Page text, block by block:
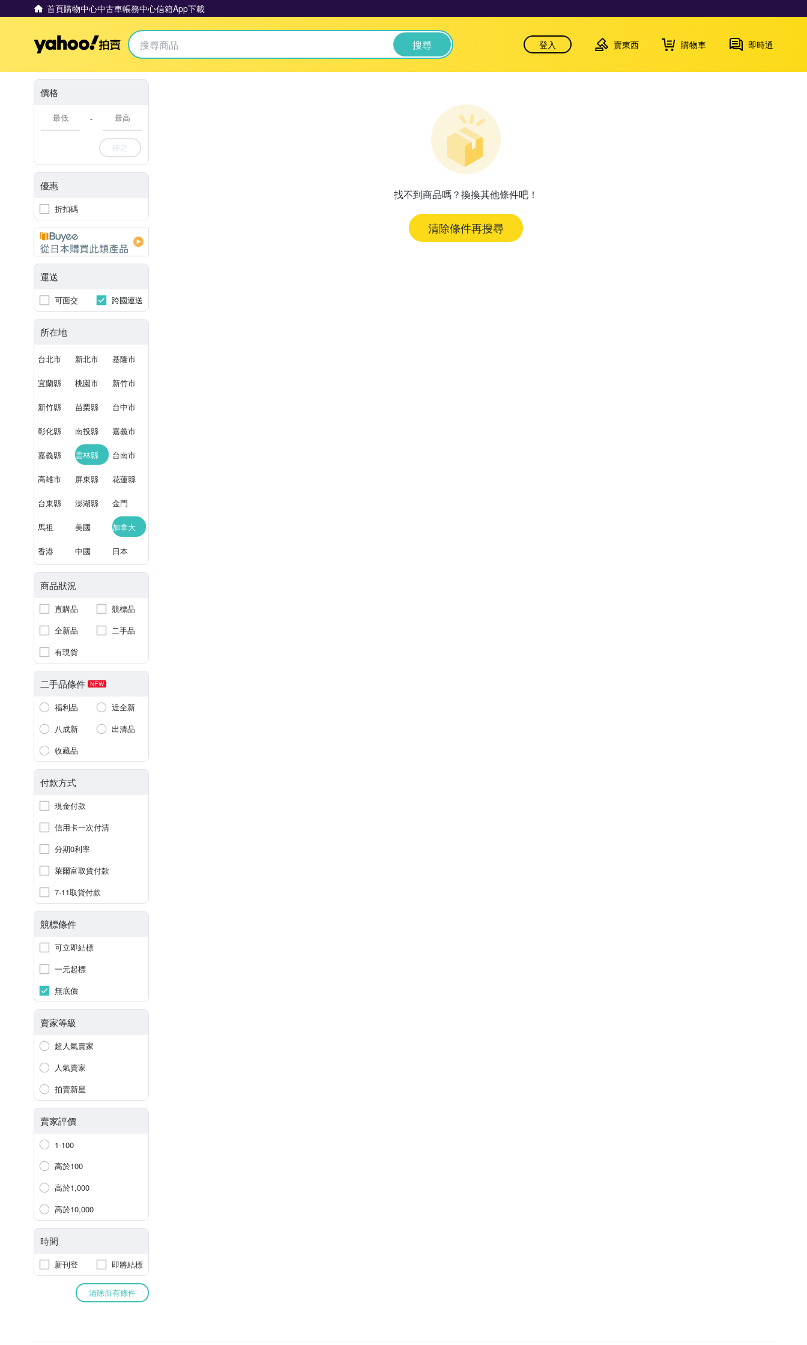
首頁購物中心中古車帳務中心信箱App下載
Yahoo拍賣 搜尋 登入 賣東西 購物車 即時通
價格
-
確定
優惠
折扣碼
運送
可面交 跨國運送
所在地
台北市 新北市 基隆市
宜蘭縣 桃園市 新竹市
新竹縣 苗栗縣 台中市
彰化縣 南投縣 嘉義市
嘉義縣 雲林縣 台南市
高雄市 屏東縣 花蓮縣
台東縣 澎湖縣 金門
馬祖 美國 加拿大
香港 中國 日本
商品狀況
直購品
競標品
全新品
二手品
有現貨
二手品條件 NEW
福利品
近全新
八成新
出清品
收藏品
付款方式
現金付款
信用卡一次付清
分期0利率
萊爾富取貨付款
7-11取貨付款
競標條件
可立即結標
一元起標
無底價
賣家等級
超人氣賣家
人氣賣家
拍賣新星
賣家評價
1-100
高於100
高於1,000
高於10,000
時間
新刊登 即將結標
清除所有條件
找不到商品嗎？換換其他條件吧！
清除條件再搜尋